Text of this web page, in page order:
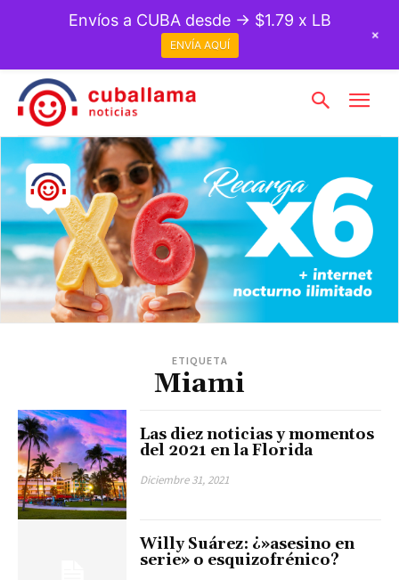
ETIQUETA
Miami
Las diez noticias y momentos
del 2021 en la Florida
Diciembre 31, 2021
Willy Suárez: ¿»asesino en
serie» o esquizofrénico?
Envíos a CUBA desde → $1.79 x LB
ENVÍA AQUÍ
+